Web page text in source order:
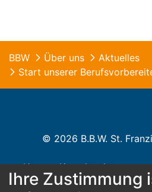
BBW Über uns
Aktuelles
© 2026 B.B.W. St.
Home Kontakt Impressum
Ihre Zustimmung